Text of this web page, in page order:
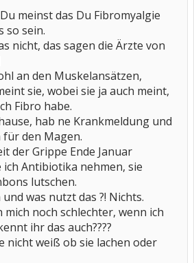
meinst das Du Fibromyalgie
so sein.
nicht, das sagen die Ärzte von
an den Muskelansätzen,
sie, wobei sie ja auch meint,
Fibro habe.
hab ne Krankmeldung und
den Magen.
der Grippe Ende Januar
Antibiotika nehmen, sie
lutschen.
und was nutzt das ?! Nichts.
noch schlechter, wenn ich
ihr das auch????
nicht weiß ob sie lachen oder